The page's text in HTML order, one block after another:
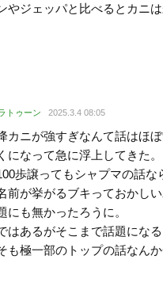
やジェッパと比べるとカニ
トゥーン 2025.3.4 08:05
カニが強すぎなんて話はほぼ
になって急に浮上してきた。
歩譲ってもシャプマの話な
前が挙がるブキっておかし
にも無かったろうに。
はあるがそこまで話題にな
も極一部のトップの話なん